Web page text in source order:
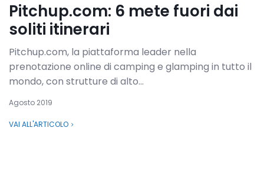
Pitchup.com: 6 mete fuori dai
soliti itinerari
Pitchup.com, la piattaforma leader nella
prenotazione online di camping e glamping in tutto il
mondo, con strutture di alto...
Agosto 2019
VAI ALL'ARTICOLO